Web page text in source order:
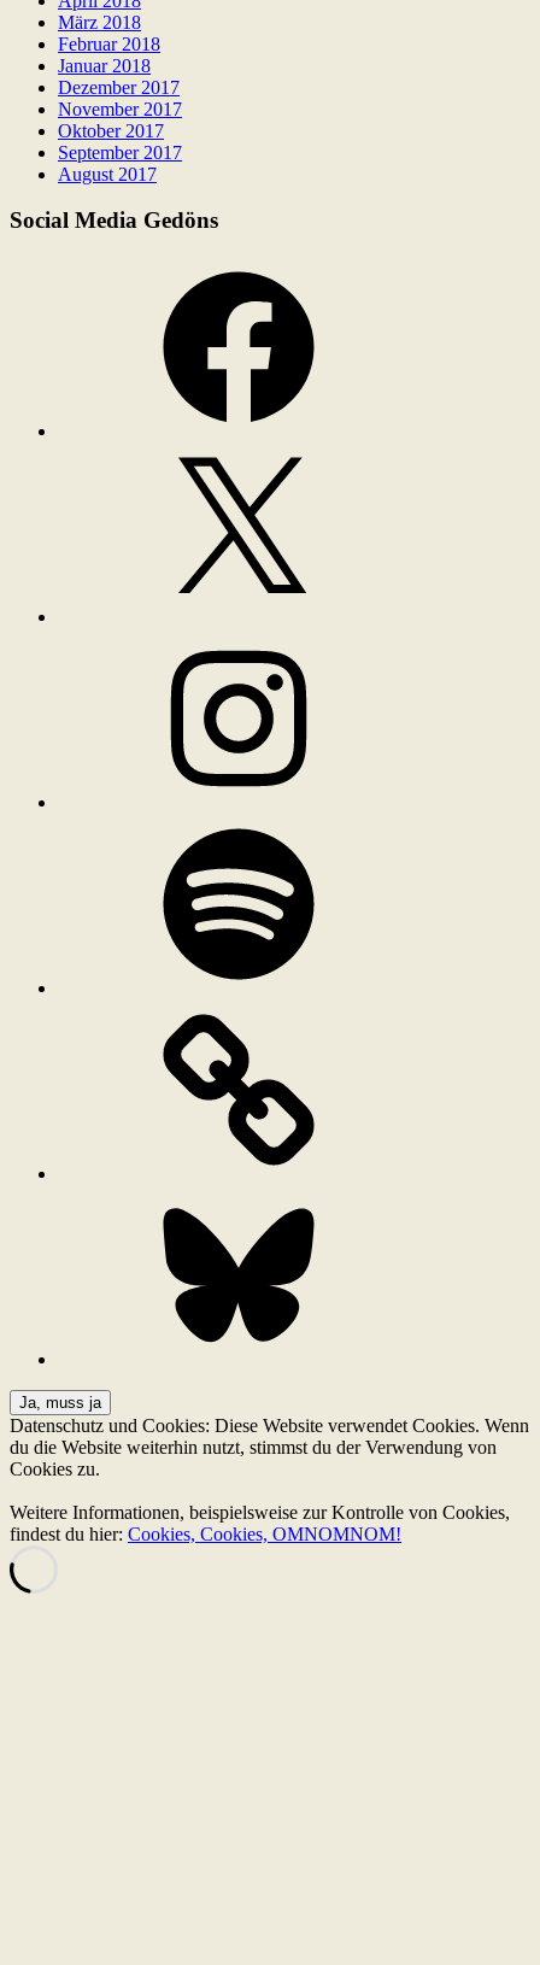
März 2018
Februar 2018
Januar 2018
Dezember 2017
November 2017
Oktober 2017
September 2017
August 2017
Social Media Gedöns
Datenschutz und Cookies: Diese Website verwendet Cookies. Wenn
du die Website weiterhin nutzt, stimmst du der Verwendung von
Cookies zu.
Weitere Informationen, beispielsweise zur Kontrolle von Cookies,
findest du hier: Cookies, Cookies, OMNOMNOM!